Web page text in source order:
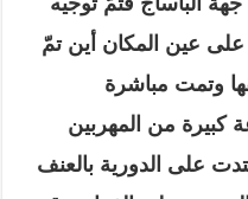
عين المكان أين تمّ
وتمت مباشرة
كبيرة من المهربين
على الدورية بالعنف